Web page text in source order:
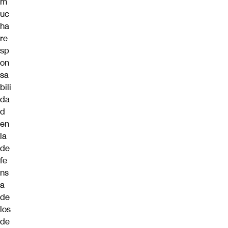
uc
ha
re
sp
on
sa
bili
da
d
en
la
de
fe
ns
a
de
los
de